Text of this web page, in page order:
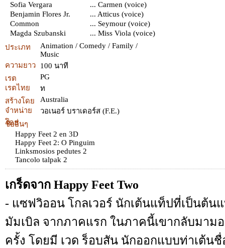
Sofia Vergara
... Carmen (voice)
Benjamin Flores Jr.
... Atticus (voice)
Common
... Seymour (voice)
Magda Szubanski
... Miss Viola (voice)
ประเภท
Animation / Comedy / Family /
Music
ความยาว
100 นาที
เรต
PG
เรตไทย
ท
สร้างโดย
Australia
จำหน่าย
โดย
วอเนอร์ บราเดอร์ส (F.E.)
ชื่ออื่นๆ
Happy Feet 2 en 3D
Happy Feet 2: O Pinguim
Linksmosios pedutes 2
Tancolo talpak 2
เกร็ดจาก Happy Feet Two
- แซฟวิออน โกลเวอร์ นักเต้นแท็ปที่เป็นต้น
มัมเบิล จากภาคแรก ในภาคนี้เขากลับมา
ครั้ง โดยมี เวด ร็อบสัน นักออกแบบท่าเต้น